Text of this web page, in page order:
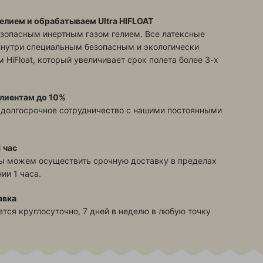
и обрабатываем Ultra HIFLOAT
инертным газом гелием. Все латексные
специальным безопасным и экологически
HiFloat, который увеличивает срок полета более 3-х
до 10%
сотрудничество с нашими постоянными
час
можем осуществить срочную доставку в пределах
1 часа.
круглосуточно, 7 дней в неделю в любую точку